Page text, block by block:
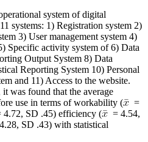
system of digital
systems: 1) Registration system 2)
3) User management system 4)
Specific activity system of 6) Data
Output System 8) Data
Reporting System 10) Personal
and 11) Access to the website.
was found that the average
use in terms of workability (
=
4.72, SD .45) efficiency (
= 4.54,
SD .43) with statistical